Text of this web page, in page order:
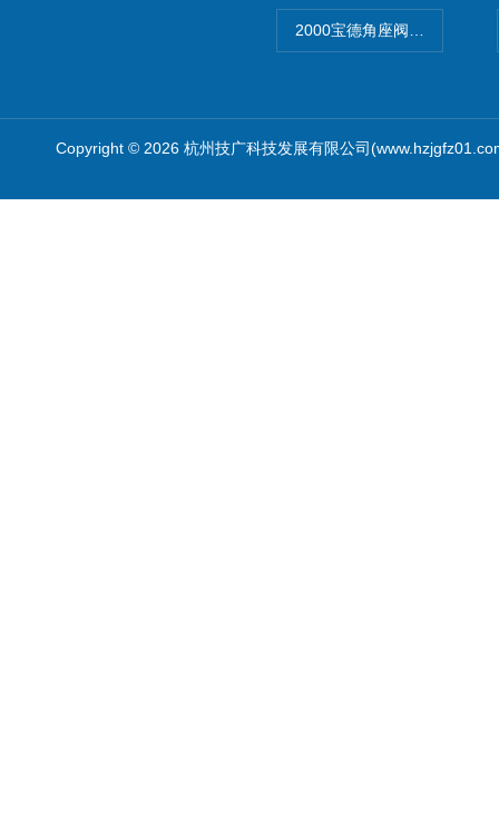
2000宝德角座阀德国宝帝
Copyright © 2026 杭州技广科技发展有限公司